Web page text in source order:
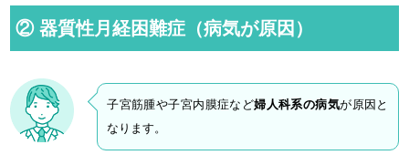
② 器質性月経困難症（病気が原因）
子宮筋腫や子宮内膜症など婦人科系の病気が原因と
なります。